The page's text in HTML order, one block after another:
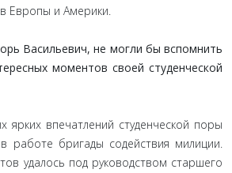
Европы и Америки.
Васильевич, не могли бы вспомнить
моментов своей студенческой
впечатлений студенческой поры
работе бригады содействия милиции.
удалось под руководством старшего